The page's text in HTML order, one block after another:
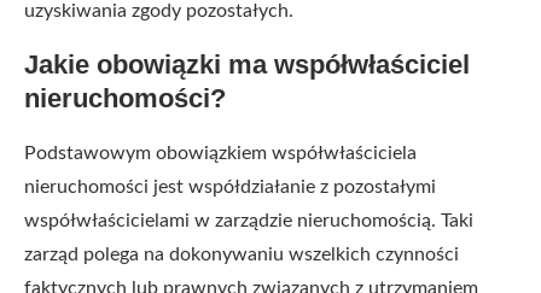
uzyskiwania zgody pozostałych.
Jakie obowiązki ma współwłaściciel
nieruchomości?
Podstawowym obowiązkiem współwłaściciela
nieruchomości jest współdziałanie z pozostałymi
współwłaścicielami w zarządzie nieruchomością. Taki
zarząd polega na dokonywaniu wszelkich czynności
faktycznych lub prawnych związanych z utrzymaniem